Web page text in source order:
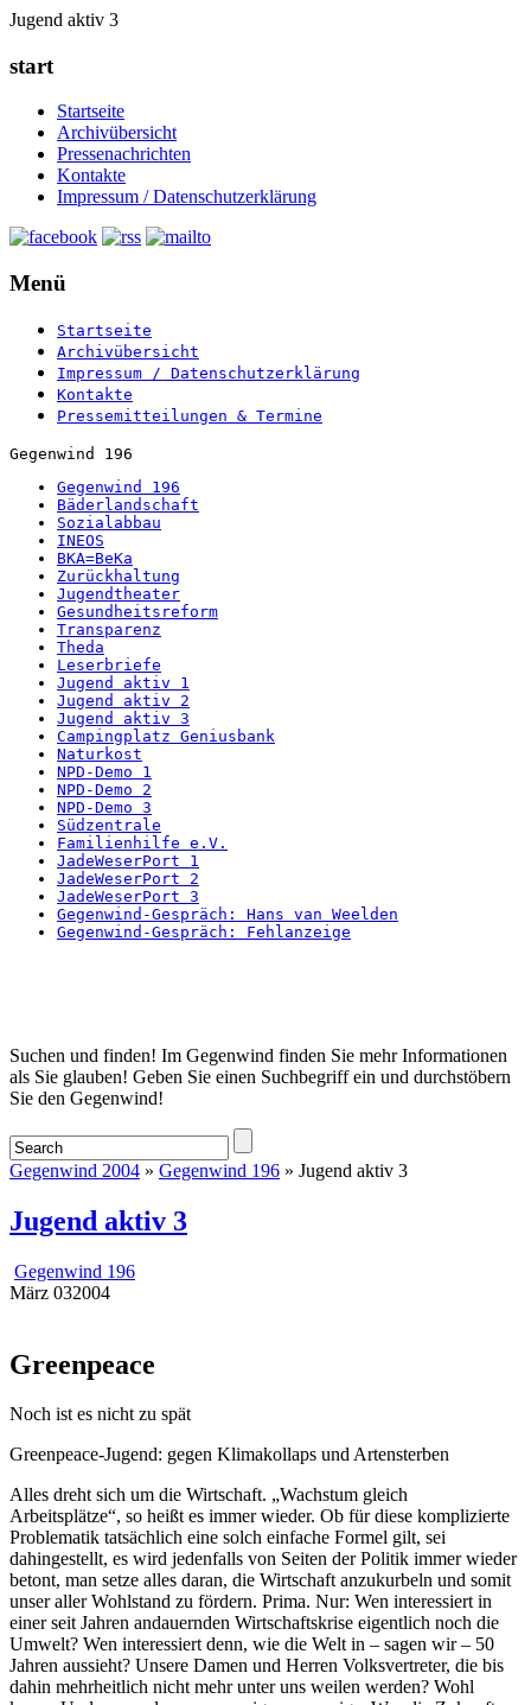
Jugend aktiv 3
start
Startseite
Archivübersicht
Pressenachrichten
Kontakte
Impressum / Datenschutzerklärung
Menü
Startseite
Archivübersicht
Impressum / Datenschutzerklärung
Kontakte
Pressemitteilungen & Termine
Gegenwind 196
Gegenwind 196
Bäderlandschaft
Sozialabbau
INEOS
BKA=BeKa
Zurückhaltung
Jugendtheater
Gesundheitsreform
Transparenz
Theda
Leserbriefe
Jugend aktiv 1
Jugend aktiv 2
Jugend aktiv 3
Campingplatz Geniusbank
Naturkost
NPD-Demo 1
NPD-Demo 2
NPD-Demo 3
Südzentrale
Familienhilfe e.V.
JadeWeserPort 1
JadeWeserPort 2
JadeWeserPort 3
Gegenwind-Gespräch: Hans van Weelden
Gegenwind-Gespräch: Fehlanzeige
Startseite
Suchen und finden! Im Gegenwind finden Sie mehr Informationen
als Sie glauben! Geben Sie einen Suchbegriff ein und durchstöbern
Sie den Gegenwind!
Gegenwind 2004 » Gegenwind 196 » Jugend aktiv 3
Jugend aktiv 3
Gegenwind 196
März 032004
Greenpeace
Noch ist es nicht zu spät
Greenpeace-Jugend: gegen Klimakollaps und Artensterben
Alles dreht sich um die Wirtschaft. „Wachstum gleich
Arbeitsplätze“, so heißt es immer wieder. Ob für diese komplizierte
Problematik tatsächlich eine solch einfache Formel gilt, sei
dahingestellt, es wird jedenfalls von Seiten der Politik immer wieder
betont, man setze alles daran, die Wirtschaft anzukurbeln und somit
unser aller Wohlstand zu fördern. Prima. Nur: Wen interessiert in
einer seit Jahren andauernden Wirtschaftskrise eigentlich noch die
Umwelt? Wen interessiert denn, wie die Welt in – sagen wir – 50
Jahren aussieht? Unsere Damen und Herren Volksvertreter, die bis
dahin mehrheitlich nicht mehr unter uns weilen werden? Wohl